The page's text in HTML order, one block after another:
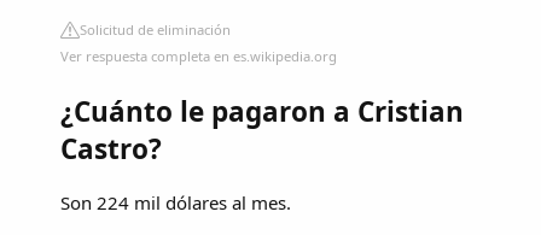
Solicitud de eliminación
Ver respuesta completa en es.wikipedia.org
¿Cuánto le pagaron a Cristian
Castro?
Son 224 mil dólares al mes.